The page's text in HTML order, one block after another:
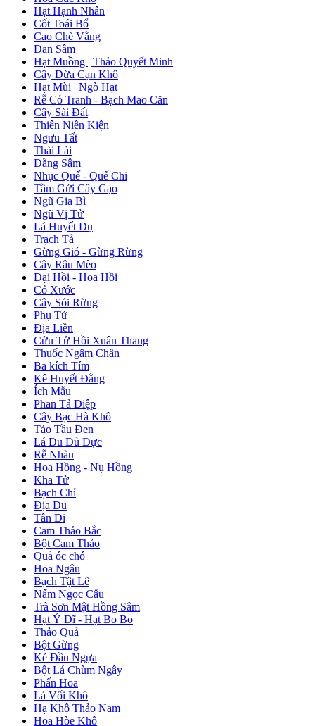
Hạt Hạnh Nhân
Cốt Toái Bổ
Cao Chè Vằng
Đan Sâm
Hạt Muồng | Thảo Quyết Minh
Cây Dừa Cạn Khô
Hạt Mùi | Ngò Hạt
Rễ Cỏ Tranh - Bạch Mao Căn
Cây Sài Đất
Thiên Niên Kiện
Ngưu Tất
Thài Lài
Đẳng Sâm
Nhục Quế - Quế Chi
Tầm Gửi Cây Gạo
Ngũ Gia Bì
Ngũ Vị Tử
Lá Huyết Dụ
Trạch Tả
Gừng Gió - Gừng Rừng
Cây Râu Mèo
Đại Hồi - Hoa Hồi
Cỏ Xước
Cây Sói Rừng
Phụ Tử
Địa Liền
Cửu Tử Hồi Xuân Thang
Thuốc Ngâm Chân
Ba kích Tím
Kê Huyết Đằng
Ích Mẫu
Phan Tả Diệp
Cây Bạc Hà Khô
Táo Tầu Đen
Lá Đu Đủ Đực
Rễ Nhàu
Hoa Hồng - Nụ Hồng
Kha Tử
Bạch Chỉ
Địa Du
Tân Di
Cam Thảo Bắc
Bột Cam Thảo
Quả óc chó
Hoa Ngâu
Bạch Tật Lê
Nấm Ngọc Cẩu
Trà Sơn Mật Hồng Sâm
Hạt Ý Dĩ - Hạt Bo Bo
Thảo Quả
Bột Gừng
Ké Đầu Ngựa
Bột Lá Chùm Ngây
Phấn Hoa
Lá Vối Khô
Hạ Khô Thảo Nam
Hoa Hòe Khô